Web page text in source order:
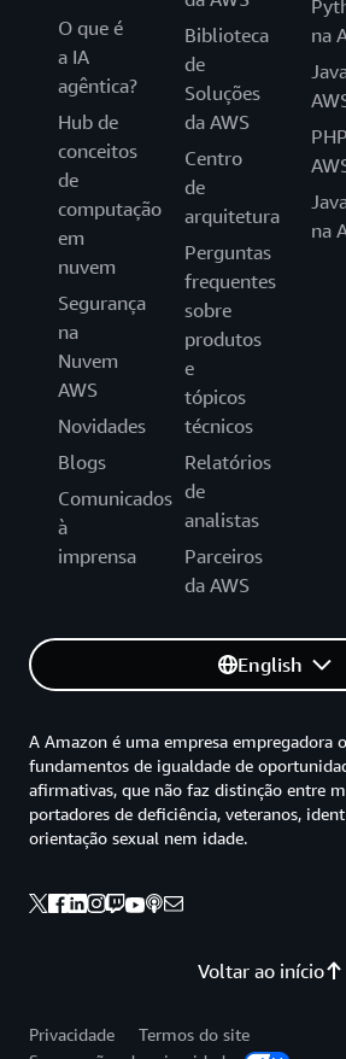
O que é
a IA
agêntica?
Hub de
conceitos
de
computação
em
nuvem
Segurança
na
Nuvem
AWS
Novidades
Blogs
Comunicados
à
imprensa
Biblioteca
de
Soluções
da AWS
Centro
de
arquitetura
Perguntas
frequentes
sobre
produtos
e
tópicos
técnicos
Relatórios
de
analistas
Parceiros
da AWS
na
na
English
Voltar ao início
A Amazon é uma empresa empregadora
fundamentos de igualdade de
afirmativas, que não faz distinção entre
portadores de deficiência, veteranos,
orientação sexual nem idade.
Privacidade
Termos do site